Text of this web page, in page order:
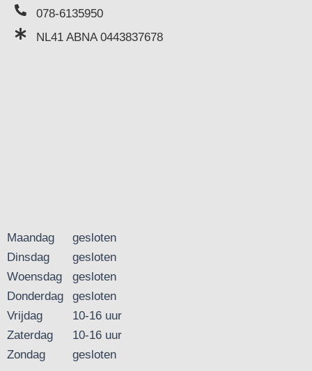
078-6135950
NL41 ABNA 0443837678
Maandag
Dinsdag
Woensdag
Donderdag
Vrijdag
Zaterdag
Zondag
gesloten
gesloten
gesloten
gesloten
10-16 uur
10-16 uur
gesloten